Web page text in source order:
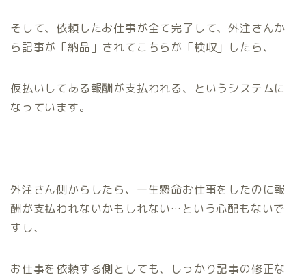
そして、依頼したお仕事が全て完了して、外注さんか
ら記事が 「納品」 されてこちらが 「検収」 したら、
仮払いしてある報酬が支払われる、というシステムに
なっています。
外注さん側からしたら、一生懸命お仕事をしたのに報
酬が支払われないかもしれない…という心配もないで
すし、
お仕事を依頼する側としても、しっかり記事の修正な